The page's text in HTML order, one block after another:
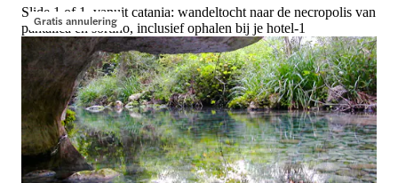
Gratis annulering
Slide 1 of 1, vanuit catania: wandeltocht naar de necropolis van
pantalica en sortino, inclusief ophalen bij je hotel-1